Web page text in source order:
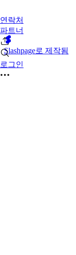
연락처
파트너
로그인
Slashpage로 제작됨